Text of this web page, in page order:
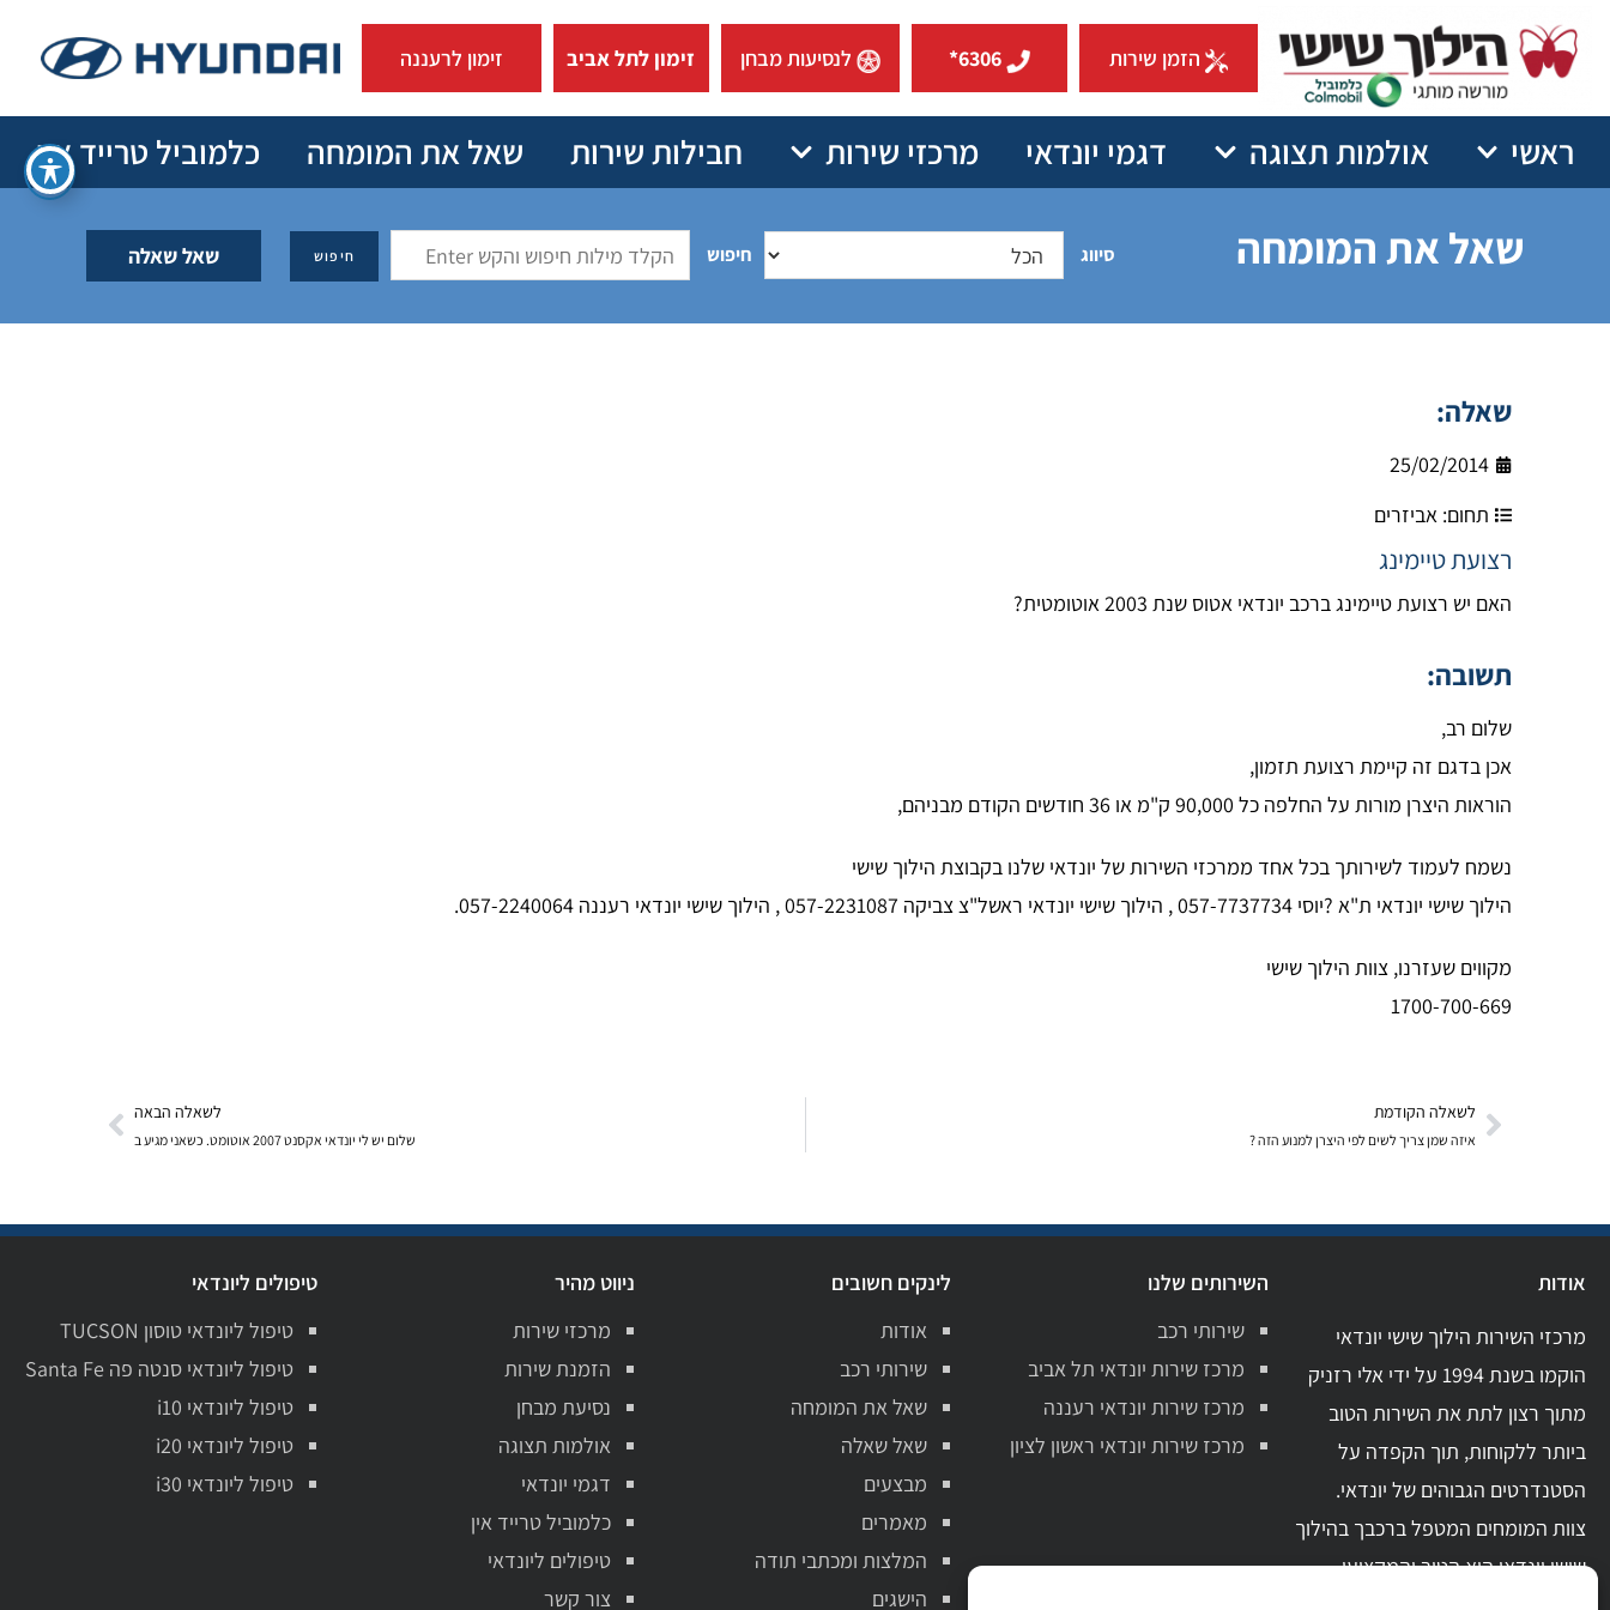
הזמן שירות 6306* לנסיעות מבחן זימון לתל אביב זימון לרעננה
ראשי אולמות תצוגה דגמי יונדאי מרכזי שירות חבילות שירות שאל את המומחה כלמוביל טרייד אין
שאל את המומחה סיווג חיפוש שאל שאלה
שאלה:
25/02/2014
תחום: אביזרים
רצועת טיימינג
האם יש רצועת טיימינג ברכב יונדאי אטוס שנת 2003 אוטומטית?
תשובה:
שלום רב,
אכן בדגם זה קיימת רצועת תזמון,
הוראות היצרן מורות על החלפה כל 90,000 ק"מ או 36 חודשים הקודם מבניהם,
נשמח לעמוד לשירותך בכל אחד ממרכזי השירות של יונדאי שלנו בקבוצת הילוך שישי
הילוך שישי יונדאי ת"א ?יוסי 057-7737734 , הילוך שישי יונדאי ראשל"צ צביקה 057-2231087 , הילוך שישי יונדאי רעננה 057-2240064.
מקווים שעזרנו, צוות הילוך שישי
1700-700-669
לשאלה הקודמת
איזה שמן צריך לשים לפי היצרן למנוע הזה ?
לשאלה הבאה
שלום יש לי יונדאי אקסנט 2007 אוטומט. כשאני מגיע ב
אודות
מרכזי השירות הילוך שישי יונדאי
הוקמו בשנת 1994 על ידי אלי רזניק
מתוך רצון לתת את השירות הטוב
ביותר ללקוחות, תוך הקפדה על
הסטנדרטים הגבוהים של יונדאי.
צוות המומחים המטפל ברכבך בהילוך
שישי יונדאי הוא הטוב והמקצועי
השירותים שלנו
שירותי רכב
מרכז שירות יונדאי תל אביב
מרכז שירות יונדאי רעננה
מרכז שירות יונדאי ראשון לציון
לינקים חשובים
אודות
שירותי רכב
שאל את המומחה
שאל שאלה
מבצעים
מאמרים
המלצות ומכתבי תודה
הישגים
ניווט מהיר
מרכזי שירות
הזמנת שירות
נסיעת מבחן
אולמות תצוגה
דגמי יונדאי
כלמוביל טרייד אין
טיפולים ליונדאי
צור קשר
טיפולים ליונדאי
טיפול ליונדאי טוסון TUCSON
טיפול ליונדאי סנטה פה Santa Fe
טיפול ליונדאי i10
טיפול ליונדאי i20
טיפול ליונדאי i30